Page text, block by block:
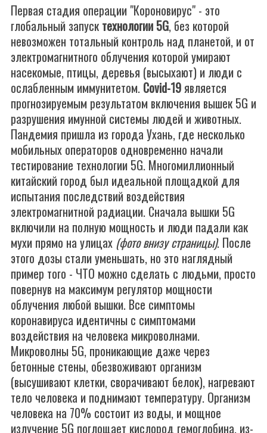
Первая стадия операции "Короновирус" - это
глобальный запуск технологии 5G, без которой
невозможен тотальный контроль над планетой, и от
электромагнитного облучения которой умирают
насекомые, птицы, деревья (высыхают) и люди с
ослабленным иммунитетом. Covid-19 является
прогнозируемым результатом включения вышек 5G и
разрушения имунной системы людей и животных.
Пандемия пришла из города Ухань, где несколько
мобильных операторов одновременно начали
тестирование технологии 5G. Многомиллионный
китайский город был идеальной площадкой для
испытания последствий воздействия
электромагнитной радиации. Сначала вышки 5G
включили на полную мощность и люди падали как
мухи прямо на улицах (фото внизу страницы). После
этого дозы стали уменьшать, но это наглядный
пример того - ЧТО можно сделать с людьми, просто
повернув на максимум регулятор мощности
облучения любой вышки. Все симптомы
коронавируса идентичны с симптомами
воздействия на человека микроволнами.
Микроволны 5G, проникающие даже через
бетонные стены, обезвоживают организм
(высушивают клетки, сворачивают белок), нагревают
тело человека и поднимают температуру. Организм
человека на 70% состоит из воды, и мощное
излучение 5G поглощает кислород гемоглобина, из-